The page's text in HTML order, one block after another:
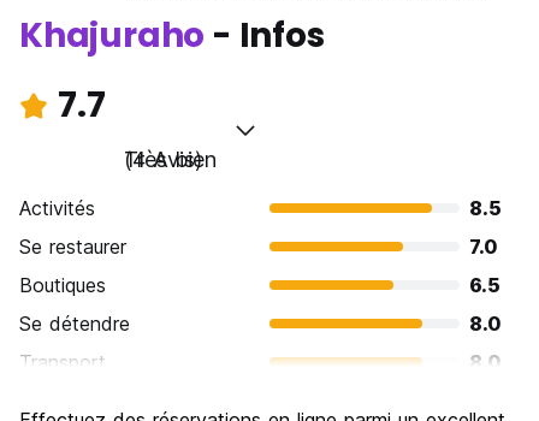
Khajuraho - Infos
7.7
Très bien
(4 Avis)
Activités
8.5
Se restaurer
7.0
Boutiques
6.5
Se détendre
8.0
Transport
8.0